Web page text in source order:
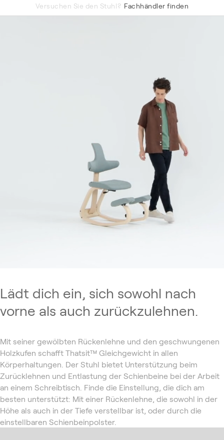
Versuchen Sie den Stuhl? Fachhändler finden
Lädt dich ein, sich sowohl nach
vorne als auch zurückzulehnen.
Mit seiner gewölbten Rückenlehne und den geschwungenen
Holzkufen schafft Thatsit™ Gleichgewicht in allen
Körperhaltungen. Der Stuhl bietet Unterstützung beim
Zurücklehnen und Entlastung der Schienbeine bei der Arbeit
an einem Schreibtisch. Finde die Einstellung, die dich am
besten unterstützt: Mit einer Rückenlehne, die sowohl in der
Höhe als auch in der Tiefe verstellbar ist, oder durch die
einstellbaren Schienbeinpolster.